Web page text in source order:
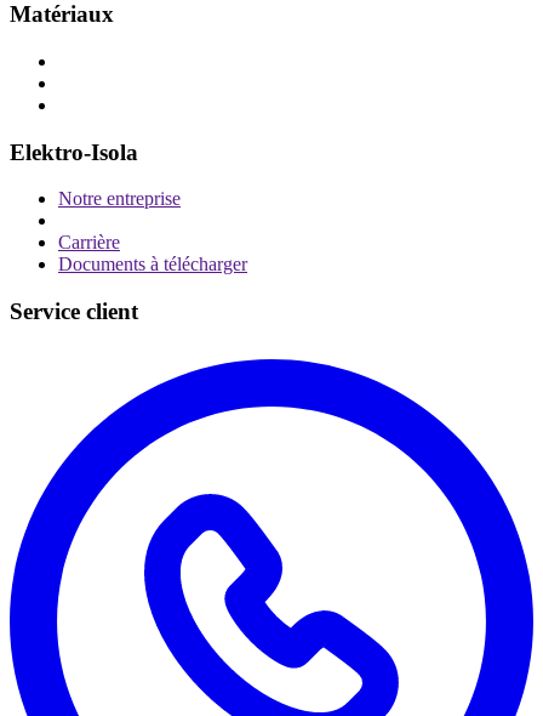
Matériaux
Elektro-Isola
Notre entreprise
Carrière
Documents à télécharger
Service client